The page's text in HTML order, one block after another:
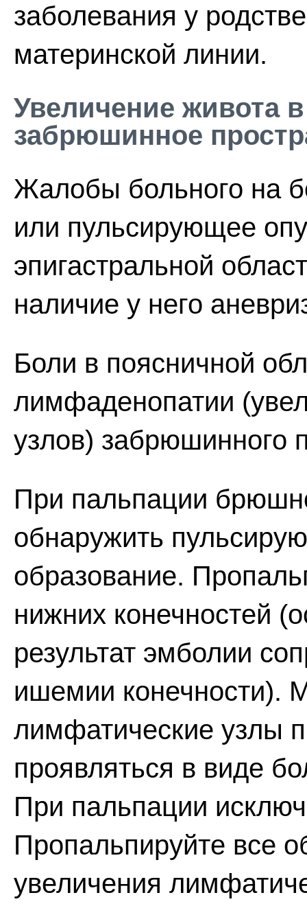
заболевания у
материнской линии.
Увеличение живота
забрюшинное
Жалобы больного на
или пульсирующее
эпигастральной
наличие у него
Боли в поясничной
лимфаденопатии
узлов) забрюшинного
При пальпации
обнаружить
образование.
нижних конечностей
результат эмболии
ишемии конечности).
лимфатические узлы
проявляться в виде
При пальпации
Пропальпируйте все
увеличения